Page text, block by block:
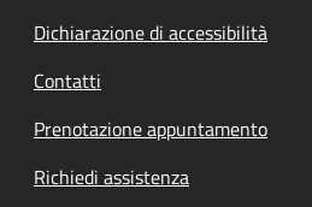
Dichiarazione di accessibilità
Contatti
Prenotazione appuntamento
Richiedi assistenza